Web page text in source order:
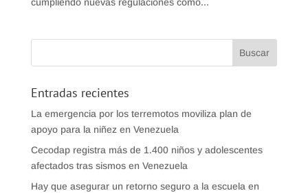
cumpliendo nuevas regulaciones como...
Entradas recientes
La emergencia por los terremotos moviliza plan de
apoyo para la niñez en Venezuela
Cecodap registra más de 1.400 niños y adolescentes
afectados tras sismos en Venezuela
Hay que asegurar un retorno seguro a la escuela en